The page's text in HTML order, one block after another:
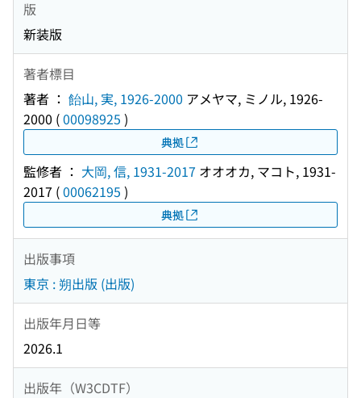
版
新装版
著者標目
著者 ： 飴山, 実, 1926-2000 アメヤマ, ミノル, 1926-
2000 (00098925 )
典拠
監修者 ： 大岡, 信, 1931-2017 オオオカ, マコト, 1931-
2017 (00062195 )
典拠
出版事項
東京 : 朔出版 (出版)
出版年月日等
2026.1
出版年（W3CDTF）